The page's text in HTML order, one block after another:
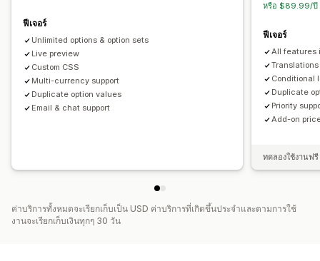
การอัปเดตด้วยตนเอง
ฟีเจอร์
Unlimited options & option sets
Live preview
Custom CSS
Multi-currency support
Duplicate option values
Email & chat support
หรือ $89.99/ปี
ฟีเจอร์
All features
Translations
Conditional
Duplicate
Priority
Add-on
ทดลองใช้งานฟ
ค่าบริการทั้งหมดจะเรียกเก็บเป็น USD ค่าบริการที่เกิดขึ้นประจำและตามการใช้
งานจะเรียกเก็บเงินทุกๆ 30 วัน